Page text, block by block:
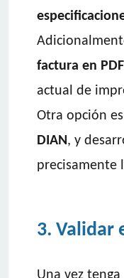
factura en PDF
actual de
Otra opción
DIAN, y
precisamente
3. Validar